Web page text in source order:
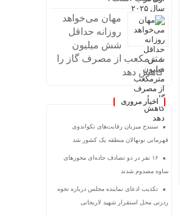
مهان می‌خواهد
روزانه حداقل
شش میلیون
مترمکعب از مصرف گاز را
کاهش دهد
اخبار مروری
سنندج میزبان رقابت‌های تکواندوی
قهرمانی نونهالان منطقه یک کشور شد
۱۶ نفر در دو تصادف جاده‌ای محورهای
ساوه مصدوم شدند
تکذیب ادعای نماینده مجلس درباره نحوه
ردزنی محل استقرار شهید لاریجانی